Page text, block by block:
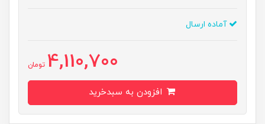
آماده ارسال
4,110,700 تومان